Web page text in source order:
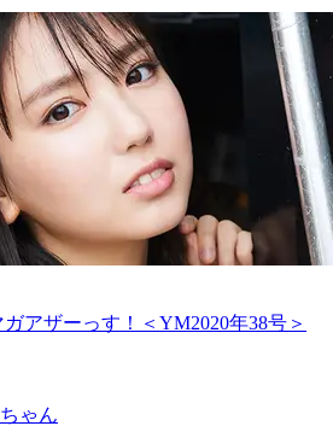
アザーっす！＜YM2020年38号＞
ゃん